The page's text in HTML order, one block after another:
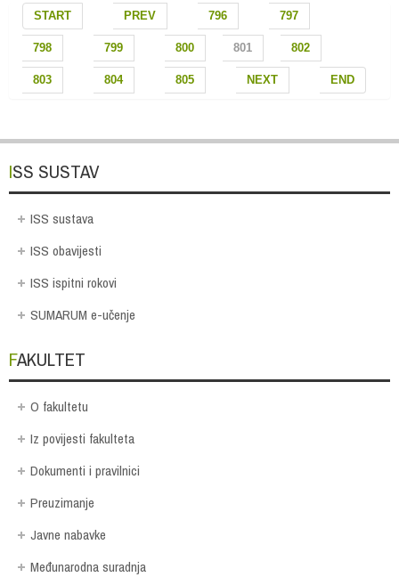
START PREV 796 797
798 799 800 801 802
803 804 805 NEXT END
ISS SUSTAV
ISS sustava
ISS obavijesti
ISS ispitni rokovi
SUMARUM e-učenje
FAKULTET
O fakultetu
Iz povijesti fakulteta
Dokumenti i pravilnici
Preuzimanje
Javne nabavke
Međunarodna suradnja